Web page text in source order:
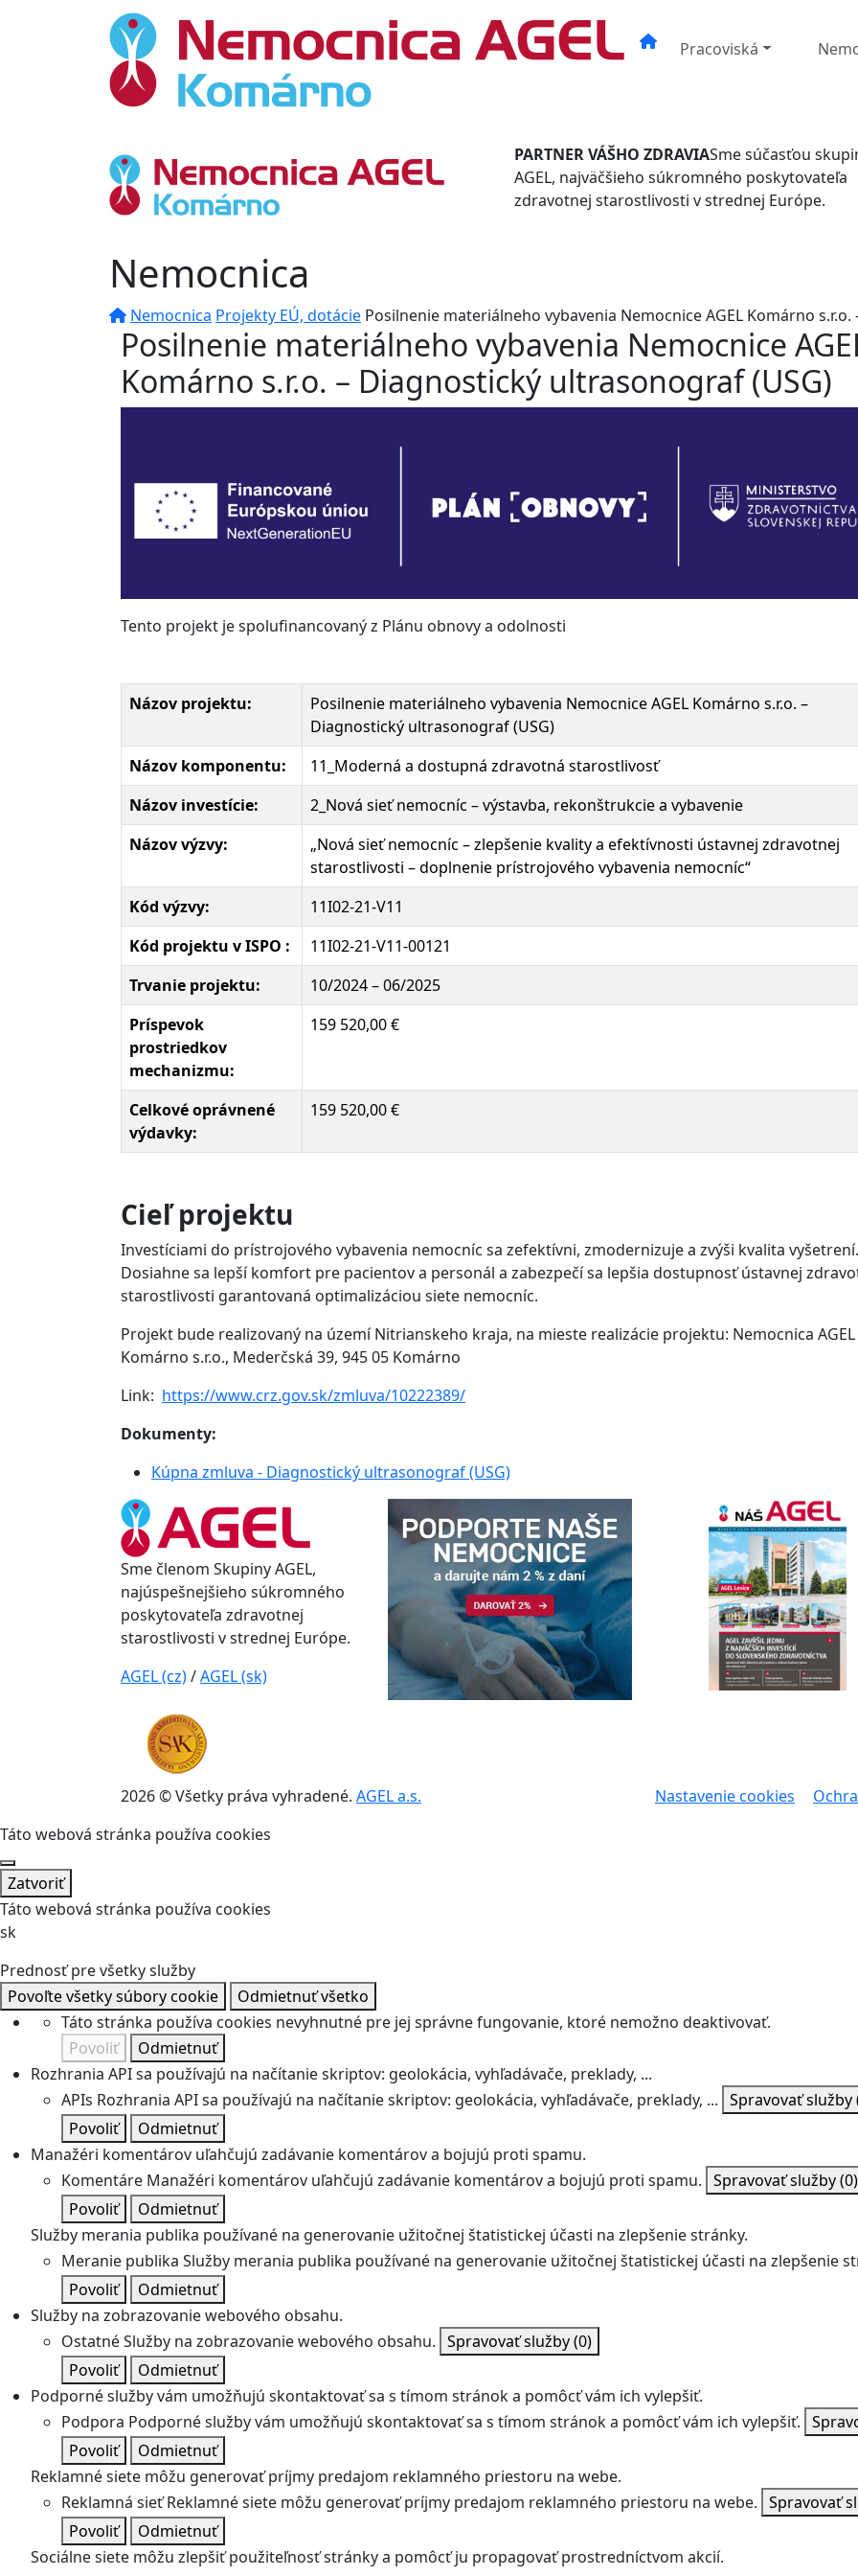
Pracoviská
PARTNER VÁŠHO ZDRAVIASme súčasťou
AGEL, najväčšieho súkromného poskytovateľa
zdravotnej starostlivosti v strednej Európe.
Nemocnica
Nemocnica Projekty EÚ, dotácie Posilnenie materiálneho vybavenia Nemocnice AGEL Komárno
Posilnenie materiálneho vybavenia Nemocnice
Komárno s.r.o. – Diagnostický ultrasonograf (USG)
Tento projekt je spolufinancovaný z Plánu obnovy a odolnosti
Názov projektu:
Posilnenie materiálneho vybavenia Nemocnice AGEL Komárno s.r.o. –
Diagnostický ultrasonograf (USG)
Názov komponentu:
11_Moderná a dostupná zdravotná starostlivosť
Názov investície:
2_Nová sieť nemocníc – výstavba, rekonštrukcie a vybavenie
Názov výzvy:
„Nová sieť nemocníc – zlepšenie kvality a efektívnosti ústavnej zdravotnej
starostlivosti – doplnenie prístrojového vybavenia nemocníc“
Kód výzvy:
11I02-21-V11
Kód projektu v ISPO :
11I02-21-V11-00121
Trvanie projektu:
10/2024 – 06/2025
Príspevok
prostriedkov
mechanizmu:
159 520,00 €
Celkové oprávnené
výdavky:
159 520,00 €
Cieľ projektu
Investíciami do prístrojového vybavenia nemocníc sa zefektívni, zmodernizuje a zvýši kvalita vyšetrení.
Dosiahne sa lepší komfort pre pacientov a personál a zabezpečí sa lepšia dostupnosť ústavnej
starostlivosti garantovaná optimalizáciou siete nemocníc.
Projekt bude realizovaný na území Nitrianskeho kraja, na mieste realizácie projektu: Nemocnica AGEL
Komárno s.r.o., Mederčská 39, 945 05 Komárno
Link: https://www.crz.gov.sk/zmluva/10222389/
Dokumenty:
Kúpna zmluva - Diagnostický ultrasonograf (USG)
Sme členom Skupiny AGEL,
najúspešnejšieho súkromného
poskytovateľa zdravotnej
starostlivosti v strednej Európe.
AGEL (cz)/AGEL (sk)
2026 © Všetky práva vyhradené. AGEL a.s. Nastavenie cookies
Táto webová stránka používa cookies
Zatvoriť
Táto webová stránka používa cookies
sk
Prednosť pre všetky služby
Povoľte všetky súbory cookie
Odmietnuť všetko
Táto stránka používa cookies nevyhnutné pre jej správne fungovanie, ktoré nemožno deaktivovať.
Povoliť
Odmietnuť
Rozhrania API sa používajú na načítanie skriptov: geolokácia, vyhľadávače, preklady, ...
APIs Rozhrania API sa používajú na načítanie skriptov: geolokácia, vyhľadávače, preklady, ... Spravovať služby
Povoliť
Odmietnuť
Manažéri komentárov uľahčujú zadávanie komentárov a bojujú proti spamu.
Komentáre Manažéri komentárov uľahčujú zadávanie komentárov a bojujú proti spamu. Spravovať služby(0)
Povoliť
Odmietnuť
Služby merania publika používané na generovanie užitočnej štatistickej účasti na zlepšenie stránky.
Meranie publika Služby merania publika používané na generovanie užitočnej štatistickej účasti na zlepšenie
Povoliť
Odmietnuť
Služby na zobrazovanie webového obsahu.
OstatnéSlužby na zobrazovanie webového obsahu. Spravovať služby(0)
Povoliť
Odmietnuť
Podporné služby vám umožňujú skontaktovať sa s tímom stránok a pomôcť vám ich vylepšiť.
Podpora Podporné služby vám umožňujú skontaktovať sa s tímom stránok a pomôcť vám ich vylepšiť.
Povoliť
Odmietnuť
Reklamné siete môžu generovať príjmy predajom reklamného priestoru na webe.
Reklamná sieť Reklamné siete môžu generovať príjmy predajom reklamného priestoru na webe. Spravovať
Povoliť
Odmietnuť
Sociálne siete môžu zlepšiť použiteľnosť stránky a pomôcť ju propagovať prostredníctvom akcií.